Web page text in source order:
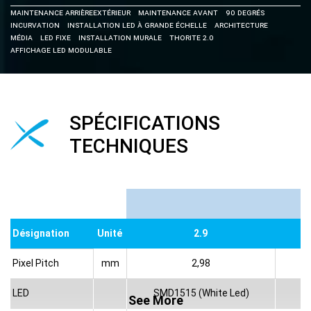
MAINTENANCE ARRIèREExtérieur Maintenance Avant
90 Degrés
Incurvation
Installation LED à Grande échelle
Architecture
Média
LED Fixe Installation Murale
Thorite 2.0
Affichage LED Modulable
SPÉCIFICATIONS
TECHNIQUES
Désignation Unité 2.9
Pixel Pitch mm 2,98
LED SMD1515 (White Led)
See More